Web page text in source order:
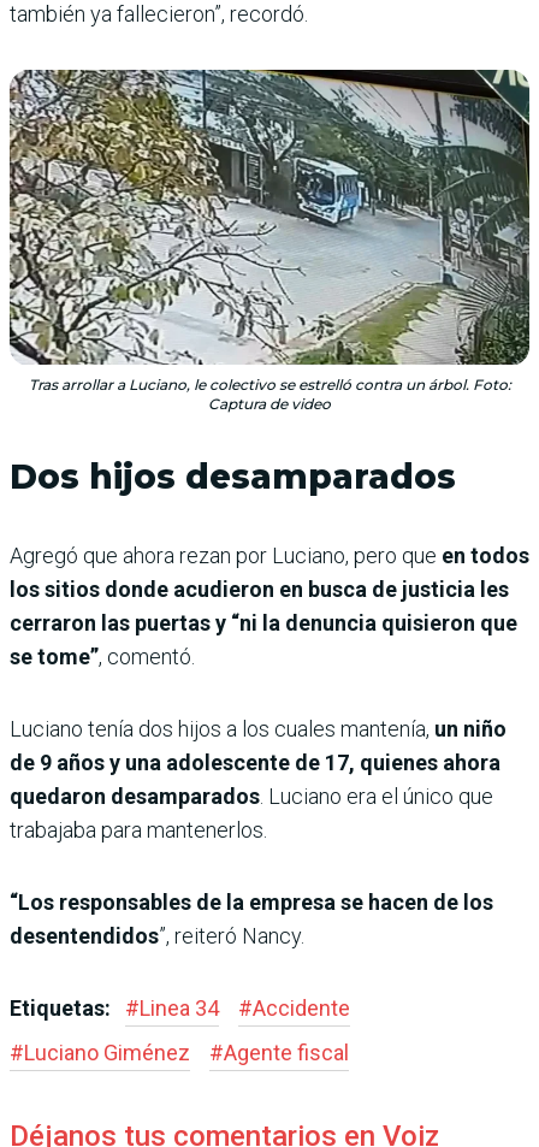
también ya fallecieron”, recordó.
Tras arrollar a Luciano, le colectivo se estrelló contra un árbol. Foto:
Captura de video
Dos hijos desamparados
Agregó que ahora rezan por Luciano, pero que en todos
los sitios donde acudieron en busca de justicia les
cerraron las puertas y “ni la denuncia quisieron que
se tome”, comentó.
Luciano tenía dos hijos a los cuales mantenía, un niño
de 9 años y una adolescente de 17, quienes ahora
quedaron desamparados . Luciano era el único que
trabajaba para mantenerlos.
“Los responsables de la empresa se hacen de los
desentendidos”, reiteró Nancy.
Etiquetas: #Linea 34 #Accidente
#Luciano Giménez #Agente fiscal
Déjanos tus comentarios en Voiz